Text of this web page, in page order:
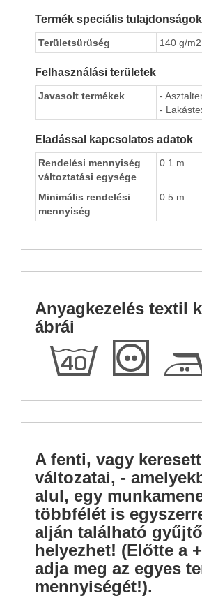
Termék speciális tulajdonságok
Területsürüség 140 g/m2
Felhasználási területek
Javasolt termékek
-
-
Eladással kapcsolatos adatok
Rendelési mennyiség
változtatási egysége
0.1 m
Minimális rendelési
mennyiség
0.5 m
Anyagkezelés textil
ábrái
h T
A fenti, vagy
változatai, -
alul, egy
többfélét is
alján található
helyezhet! (Előtte a
adja meg az egyes
mennyiségét!).